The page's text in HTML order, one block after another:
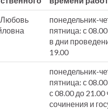
Любовь
понедельник-
пятница: с
в дни
19.00
понедельник-
пятница: с
с 08.00 до 21.00
сочинения и